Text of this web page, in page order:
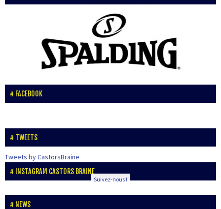
FACEBOOK
TWEETS
Tweets by CastorsBraine
INSTAGRAM CASTORS BRAINE
Suivez-nous !
NEWS